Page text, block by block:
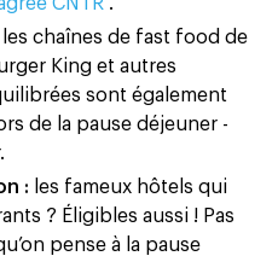
les chaînes de fast food de
King et autres
sont également
de la pause déjeuner -
: les fameux hôtels qui
? Éligibles aussi ! Pas
pense à la pause